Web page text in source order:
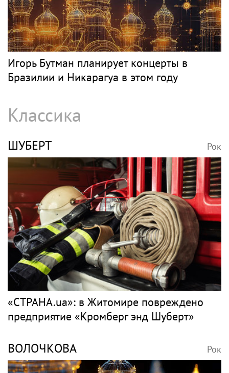
Игорь Бутман планирует концерты в
Бразилии и Никарагуа в этом году
Классика
ШУБЕРТ Рок
«СТРАНА.ua»: в Житомире повреждено
предприятие «Кромберг энд Шуберт»
ВОЛОЧКОВА Рок